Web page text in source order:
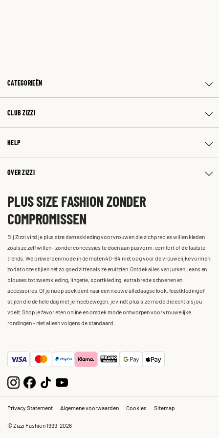
CATEGORIEËN
CLUB ZIZZI
HELP
OVER ZIZZI
PLUS SIZE FASHION ZONDER
COMPROMISSEN
Bij Zizzi vind je plus size dameskleding voor vrouwen die zich precies willen kleden
zoals ze zelf willen – zonder concessies te doen aan pasvorm, comfort of de laatste
trends. We ontwerpen mode in de maten 40-64 met oog voor de vrouwelijke vormen,
zodat onze stijlen net zo goed zitten als ze eruitzien. Ontdek alles van jurken, jeans en
blouses tot zwemkleding, lingerie, sportkleding, extra brede schoenen en
accessoires. Of je nu op zoek bent naar een nieuwe alledaagse look, feestkleding of
stijlen die de hele dag met je meebewegen, je vindt plus size mode die echt als jou
voelt. Shop je favorieten online en ontdek mode ontworpen voor vrouwelijke
rondingen – niet alleen volgens de standaard.
Privacy Statement Algemene voorwaarden Cookies Sitemap
© Zizzi Fashion 1999-2026